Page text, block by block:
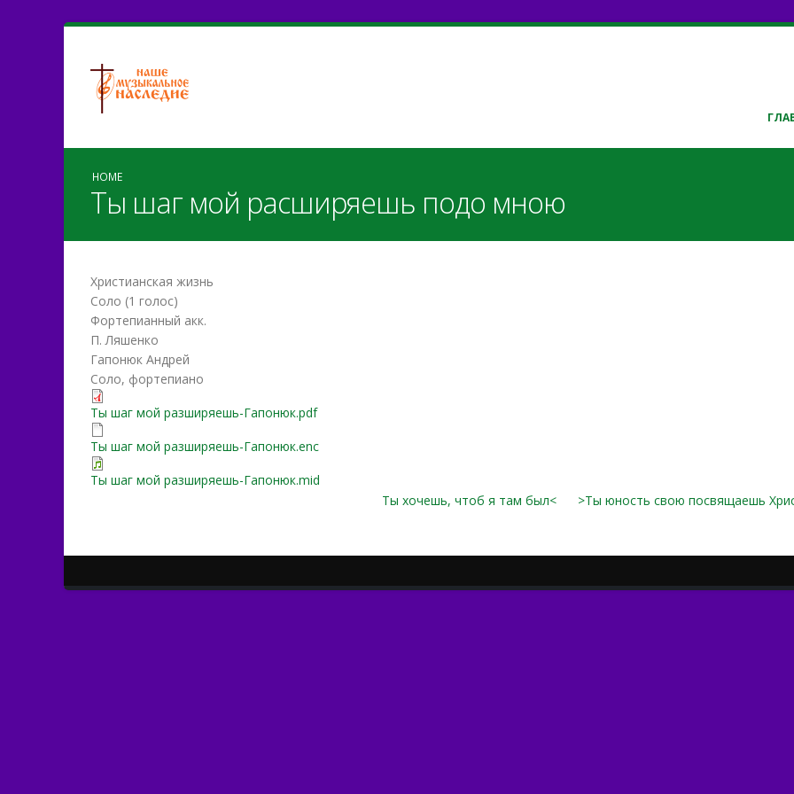
HOME
Ты шаг мой расширяешь подо мною
Христианская жизнь
Соло (1 голос)
Фортепианный акк.
П. Ляшенко
Гапонюк Андрей
Соло, фортепиано
Ты шаг мой разширяешь-Гапонюк.pdf
Ты шаг мой разширяешь-Гапонюк.enc
Ты шаг мой разширяешь-Гапонюк.mid
Ты хочешь, чтоб я там был<
>Ты юность свою посвящаешь